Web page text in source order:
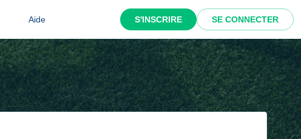
Aide S'INSCRIRE SE CONNECTER